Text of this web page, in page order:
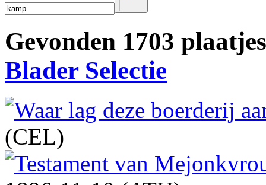
Gevonden 1703
Blader Selectie
(CEL)